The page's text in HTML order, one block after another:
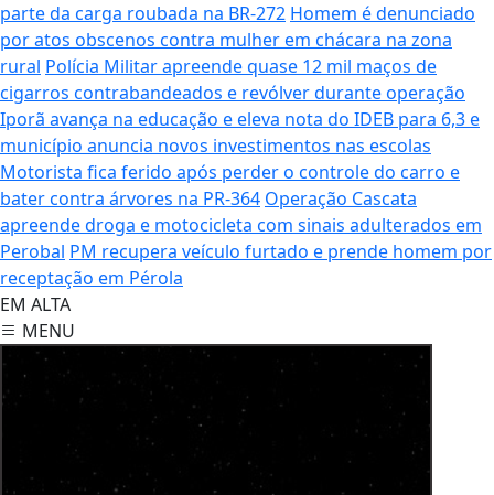
parte da carga roubada na BR-272 Homem é denunciado
por atos obscenos contra mulher em chácara na zona
rural Polícia Militar apreende quase 12 mil maços de
cigarros contrabandeados e revólver durante operação
Iporã avança na educação e eleva nota do IDEB para 6,3 e
município anuncia novos investimentos nas escolas
Motorista fica ferido após perder o controle do carro e
bater contra árvores na PR-364 Operação Cascata
apreende droga e motocicleta com sinais adulterados em
Perobal PM recupera veículo furtado e prende homem por
receptação em Pérola
EM ALTA
MENU